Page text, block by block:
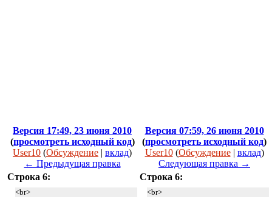
Версия 17:49, 23 июня 2010
(просмотреть исходный код)
User10 (Обсуждение | вклад)
← Предыдущая правка
Версия 07:59, 26 июня 2010
(просмотреть исходный код)
User10 (Обсуждение| вклад)
Следующая правка →
Строка 6:
Строка 6:
<br> <br>